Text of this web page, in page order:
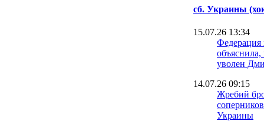
сб. Украины
15.07.26 13:34
Федерация
уволен
14.07.26 09:15
Жребий
Украины